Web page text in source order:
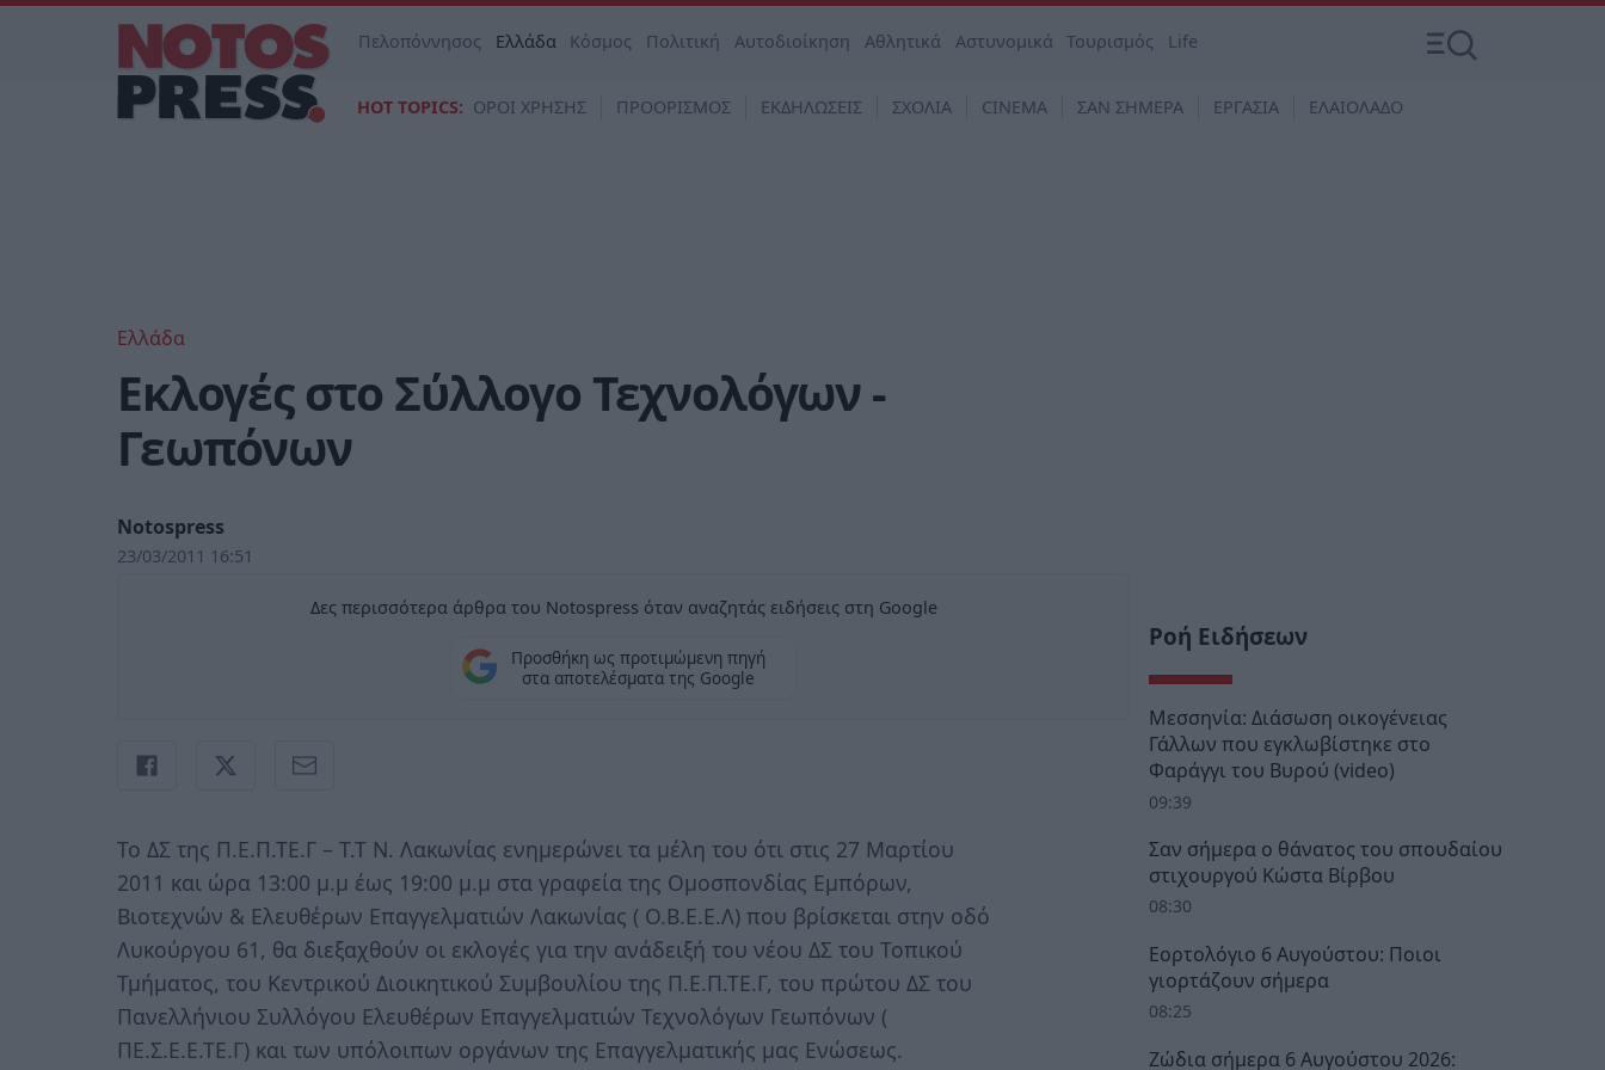
Πελοπόννησος Ελλάδα Κόσμος Πολιτική Αυτοδιοίκηση Αθλητικά Αστυνομικά Τουρισμός Life
HOT TOPICS: ΟΡΟΙ ΧΡΗΣΗΣ ΠΡΟΟΡΙΣΜΟΣ ΕΚΔΗΛΩΣΕΙΣ ΣΧΟΛΙΑ CINEMA ΣΑΝ ΣΗΜΕΡΑ ΕΡΓΑΣΙΑ ΕΛΑΙΟΛΑΔΟ
Ελλάδα
Εκλογές στο Σύλλογο Τεχνολόγων -
Γεωπόνων
Notospress
23/03/2011 16:51
Δες περισσότερα άρθρα του Notospress όταν αναζητάς ειδήσεις στη Google
Προσθήκη ως προτιμώμενη πηγή
στα αποτελέσματα της Google
Το ΔΣ της Π.Ε.Π.ΤΕ.Γ – Τ.Τ Ν. Λακωνίας ενημερώνει τα μέλη του ότι στις 27 Μαρτίου
2011 και ώρα 13:00 μ.μ έως 19:00 μ.μ στα γραφεία της Ομοσπονδίας Εμπόρων,
Βιοτεχνών & Ελευθέρων Επαγγελματιών Λακωνίας ( Ο.Β.Ε.Ε.Λ) που βρίσκεται στην οδό
Λυκούργου 61, θα διεξαχθούν οι εκλογές για την ανάδειξή του νέου ΔΣ του Τοπικού
Τμήματος, του Κεντρικού Διοικητικού Συμβουλίου της Π.Ε.Π.ΤΕ.Γ, του πρώτου ΔΣ του
Πανελλήνιου Συλλόγου Ελευθέρων Επαγγελματιών Τεχνολόγων Γεωπόνων (
ΠΕ.Σ.Ε.Ε.ΤΕ.Γ) και των υπόλοιπων οργάνων της Επαγγελματικής μας Ενώσεως.
Ροή Ειδήσεων
Μεσσηνία: Διάσωση οικογένειας
Γάλλων που εγκλωβίστηκε στο
Φαράγγι του Βυρού (video)
09:39
Σαν σήμερα ο θάνατος του σπουδαίου
στιχουργού Κώστα Βίρβου
08:30
Εορτολόγιο 6 Αυγούστου: Ποιοι
γιορτάζουν σήμερα
08:25
Ζώδια σήμερα 6 Αυγούστου 2026: